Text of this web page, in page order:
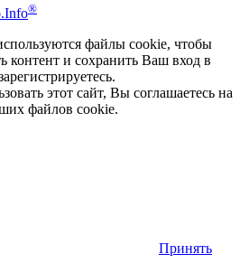
®
файлы cookie, чтобы
контент и сохранить Ваш вход в
этот сайт, Вы соглашаетесь на
файлов cookie.
Принять